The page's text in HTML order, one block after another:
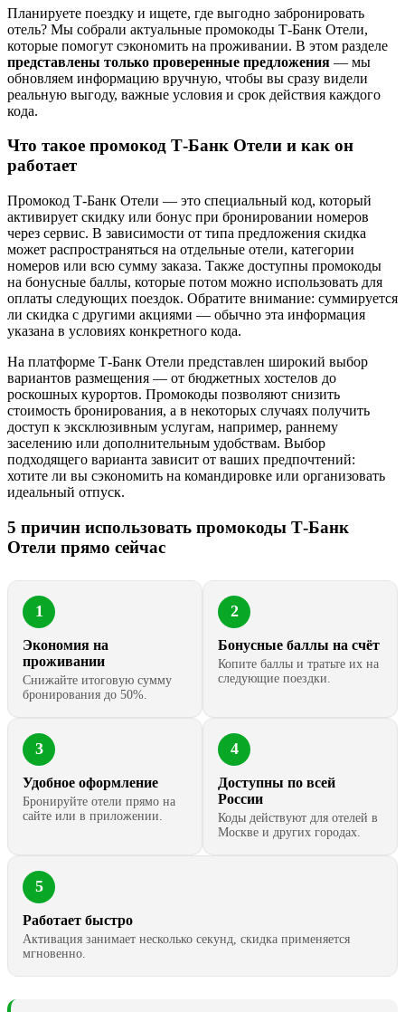
Планируете поездку и ищете, где выгодно забронировать
отель? Мы собрали актуальные промокоды Т-Банк Отели,
которые помогут сэкономить на проживании. В этом разделе
представлены только проверенные предложения — мы
обновляем информацию вручную, чтобы вы сразу видели
реальную выгоду, важные условия и срок действия каждого
кода.
Что такое промокод Т-Банк Отели и как он
работает
Промокод Т-Банк Отели — это специальный код, который
активирует скидку или бонус при бронировании номеров
через сервис. В зависимости от типа предложения скидка
может распространяться на отдельные отели, категории
номеров или всю сумму заказа. Также доступны промокоды
на бонусные баллы, которые потом можно использовать для
оплаты следующих поездок. Обратите внимание: суммируется
ли скидка с другими акциями — обычно эта информация
указана в условиях конкретного кода.
На платформе Т-Банк Отели представлен широкий выбор
вариантов размещения — от бюджетных хостелов до
роскошных курортов. Промокоды позволяют снизить
стоимость бронирования, а в некоторых случаях получить
доступ к эксклюзивным услугам, например, раннему
заселению или дополнительным удобствам. Выбор
подходящего варианта зависит от ваших предпочтений:
хотите ли вы сэкономить на командировке или организовать
идеальный отпуск.
5 причин использовать промокоды Т-Банк
Отели прямо сейчас
1
Экономия на
проживании
Снижайте итоговую сумму
бронирования до 50%.
2
Бонусные баллы на счёт
Копите баллы и тратьте их на
следующие поездки.
3
Удобное оформление
Бронируйте отели прямо на
сайте или в приложении.
4
Доступны по всей
России
Коды действуют для отелей в
Москве и других городах.
5
Работает быстро
Активация занимает несколько секунд, скидка применяется
мгновенно.